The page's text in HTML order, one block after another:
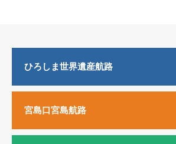
ひろしま世界遺産航路
宮島口宮島航路